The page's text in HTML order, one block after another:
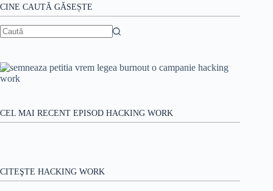
CINE CAUTĂ GĂSEȘTE
CEL MAI RECENT EPISOD HACKING WORK
CITEŞTE HACKING WORK